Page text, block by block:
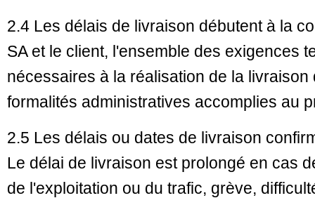
2.4 Les délais de livraison débutent à la
SA et le client, l'ensemble des exigences
nécessaires à la réalisation de la
formalités administratives accomplies au
2.5 Les délais ou dates de livraison
Le délai de livraison est prolongé en cas
de l'exploitation ou du trafic, grève,